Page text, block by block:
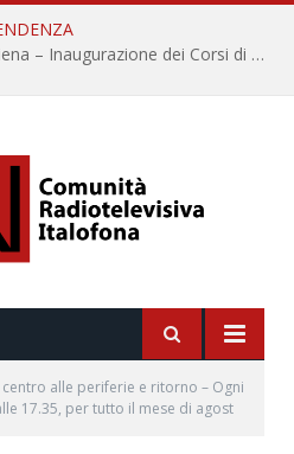
Università per Stranieri di Siena – Inaugurazione dei Corsi di Lingua e Cultura Italiana, 109a annata
centro alle periferie e ritorno – Ogni
17.35, per tutto il mese di agost